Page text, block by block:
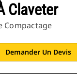
Claveter
Compactage
Demander Un Devis